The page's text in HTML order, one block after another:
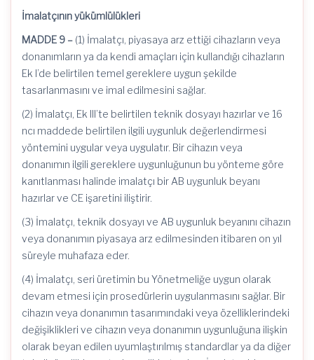
İmalatçının yükümlülükleri
MADDE 9 – (1) İmalatçı, piyasaya arz ettiği cihazların veya
donanımların ya da kendi amaçları için kullandığı cihazların
Ek I’de belirtilen temel gereklere uygun şekilde
tasarlanmasını ve imal edilmesini sağlar.
(2) İmalatçı, Ek III’te belirtilen teknik dosyayı hazırlar ve 16
ncı maddede belirtilen ilgili uygunluk değerlendirmesi
yöntemini uygular veya uygulatır. Bir cihazın veya
donanımın ilgili gereklere uygunluğunun bu yönteme göre
kanıtlanması halinde imalatçı bir AB uygunluk beyanı
hazırlar ve CE işaretini iliştirir.
(3) İmalatçı, teknik dosyayı ve AB uygunluk beyanını cihazın
veya donanımın piyasaya arz edilmesinden itibaren on yıl
süreyle muhafaza eder.
(4) İmalatçı, seri üretimin bu Yönetmeliğe uygun olarak
devam etmesi için prosedürlerin uygulanmasını sağlar. Bir
cihazın veya donanımın tasarımındaki veya özelliklerindeki
değişiklikleri ve cihazın veya donanımın uygunluğuna ilişkin
olarak beyan edilen uyumlaştırılmış standardlar ya da diğer